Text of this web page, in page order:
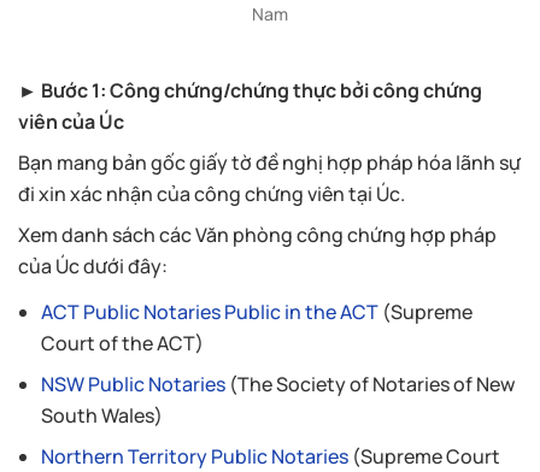
Nam
► Bước 1: Công chứng/chứng thực bởi công chứng
viên của Úc
Bạn mang bản gốc giấy tờ đề nghị hợp pháp hóa lãnh sự
đi xin xác nhận của công chứng viên tại Úc.
Xem danh sách các Văn phòng công chứng hợp pháp
của Úc dưới đây:
ACT Public Notaries Public in the ACT (Supreme
Court of the ACT)
NSW Public Notaries (The Society of Notaries of New
South Wales)
Northern Territory Public Notaries (Supreme Court